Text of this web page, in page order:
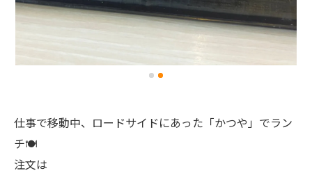
仕事で移動中、ロードサイドにあった「かつや」でラン
チ🍽️
注文は